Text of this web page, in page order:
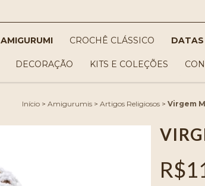
AMIGURUMI CROCHÊ CLÁSSICO DATAS
DECORAÇÃO KITS E COLEÇÕES
Início > Amigurumis > Artigos Religiosos > Virgem